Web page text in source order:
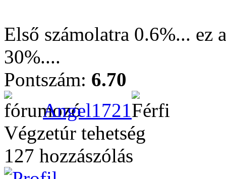
Első számolatra 0.6%... ez
30%....
Pontszám: 6.70
Angel1721
Végzetúr tehetség
127 hozzászólás